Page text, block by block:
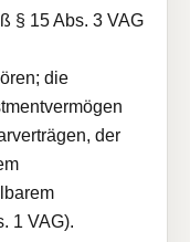
§ 15 Abs. 3 VAG
die
der
1 VAG).